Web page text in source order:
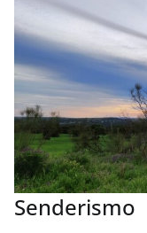
Senderismo